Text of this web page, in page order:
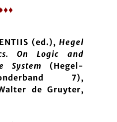
(ed.), Hegel
On Logic and
System
(Hegel-
7),
de Gruyter,